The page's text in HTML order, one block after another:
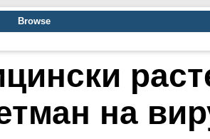
Browse
на